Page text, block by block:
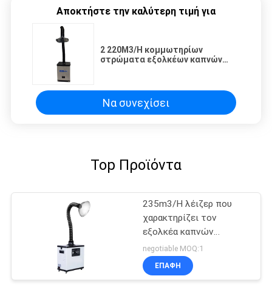
Αποκτήστε την καλύτερη τιμή για
2 220M3/H κομμωτηρίων
στρώματα εξολκέων καπνών
Να συνεχίσει
Top Προϊόντα
235m3/H λέιζερ που
χαρακτηρίζει τον
εξολκέα καπνών
χάραξης
negotiable MOQ:1
ΕΠΑΦΉ